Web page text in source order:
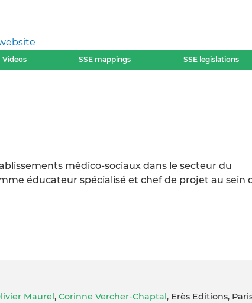
Videos SSE mappings SSE legislations
médico-sociaux dans le secteur du
éducateur spécialisé et chef de projet au sein
Maurel, Corinne Vercher-Chaptal, Erès Editions,